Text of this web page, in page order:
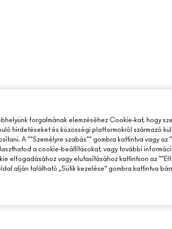
forgalmának elemzéséhez Cookie-kat, hogy
hirdetéseket és közösségi platformokról származó
A ""Személyre szabás"" gombra kattintva vagy
a cookie-beállításokat, vagy további
elfogadásához vagy elutasításához kattintson az
alján található „Sütik kezelése” gombra kattintva